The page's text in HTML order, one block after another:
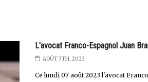
L'avocat Franco-Espagnol Juan
AOÛT 7TH, 2023
Ce lundi 07 août 2023 l'avocat